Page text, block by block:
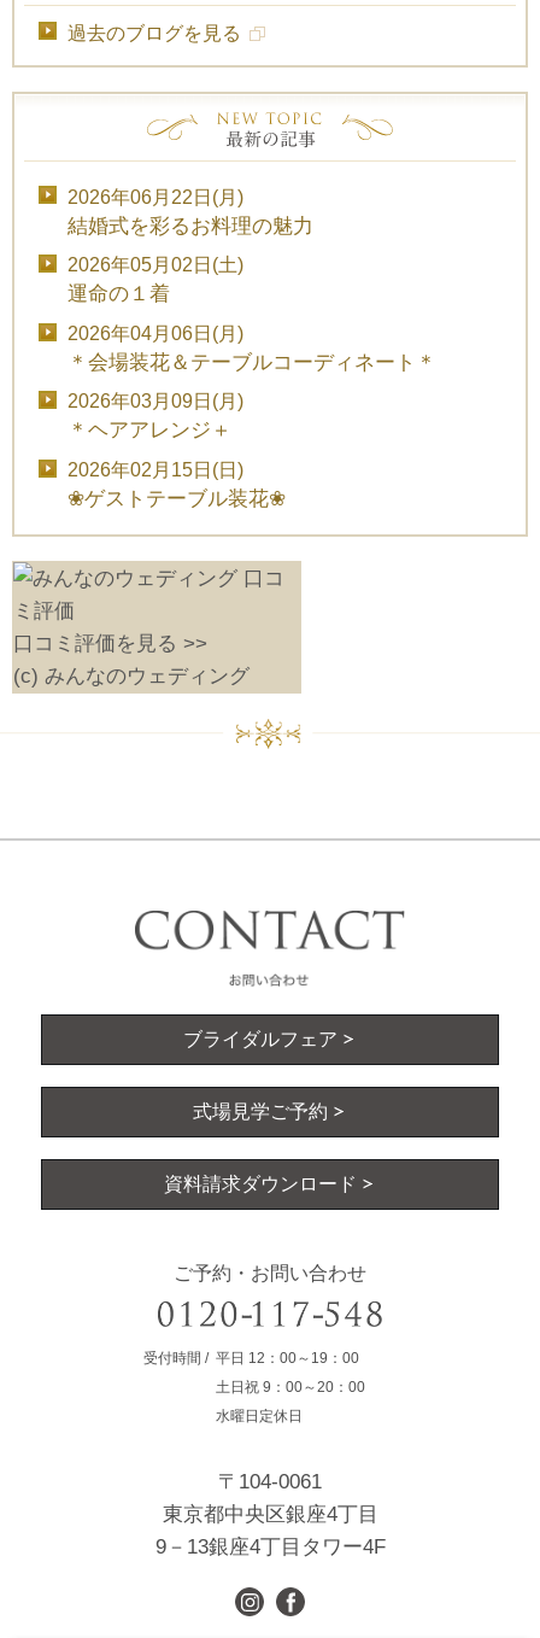
過去のブログを見る
2026年06月22日(月)
結婚式を彩るお料理の魅力
2026年05月02日(土)
運命の１着
2026年04月06日(月)
＊会場装花＆テーブルコーディネート＊
2026年03月09日(月)
＊ヘアアレンジ＋
2026年02月15日(日)
❀ゲストテーブル装花❀
口コミ評価を見る >>
(c) みんなのウェディング
ブライダルフェア
式場見学ご予約
資料請求ダウンロード
ご予約・お問い合わせ
受付時間 平日 12：00～19：00
土日祝 9：00～20：00
水曜日定休日
〒104-0061
東京都中央区銀座4丁目
9－13銀座4丁目タワー4F